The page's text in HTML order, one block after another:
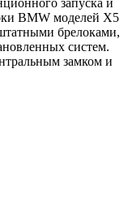
BMW моделей X5
брелоками,
систем.
замком и